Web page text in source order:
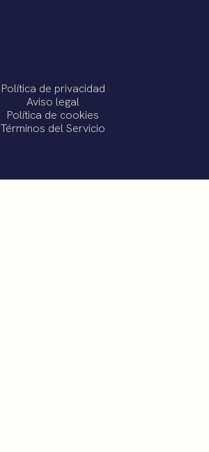
Política de privacidad
Aviso legal
Política de cookies
Términos del Servicio